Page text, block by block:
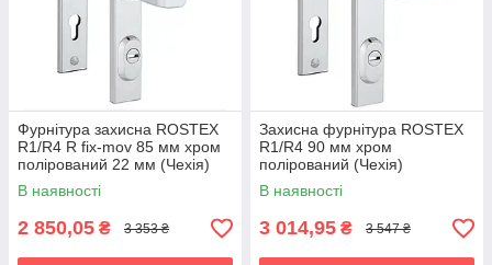
Фурнітура захисна ROSTEX
R1/R4 R fix-mov 85 мм хром
полірований 22 мм (Чехія)
В наявності
2 850,05 ₴ 3 353 ₴
Захисна фурнітура ROSTEX
R1/R4 90 мм хром
полірований (Чехія)
В наявності
3 014,95 ₴ 3 547 ₴